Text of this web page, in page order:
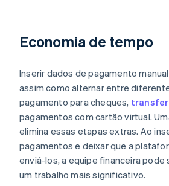
Economia de tempo
Inserir dados de pagamento
assim como alternar entre
pagamento para cheques,
pagamentos com cartão virtual.
elimina essas etapas extras. Ao
pagamentos e deixar que a
enviá-los, a equipe financeira pode
um trabalho mais significativo.